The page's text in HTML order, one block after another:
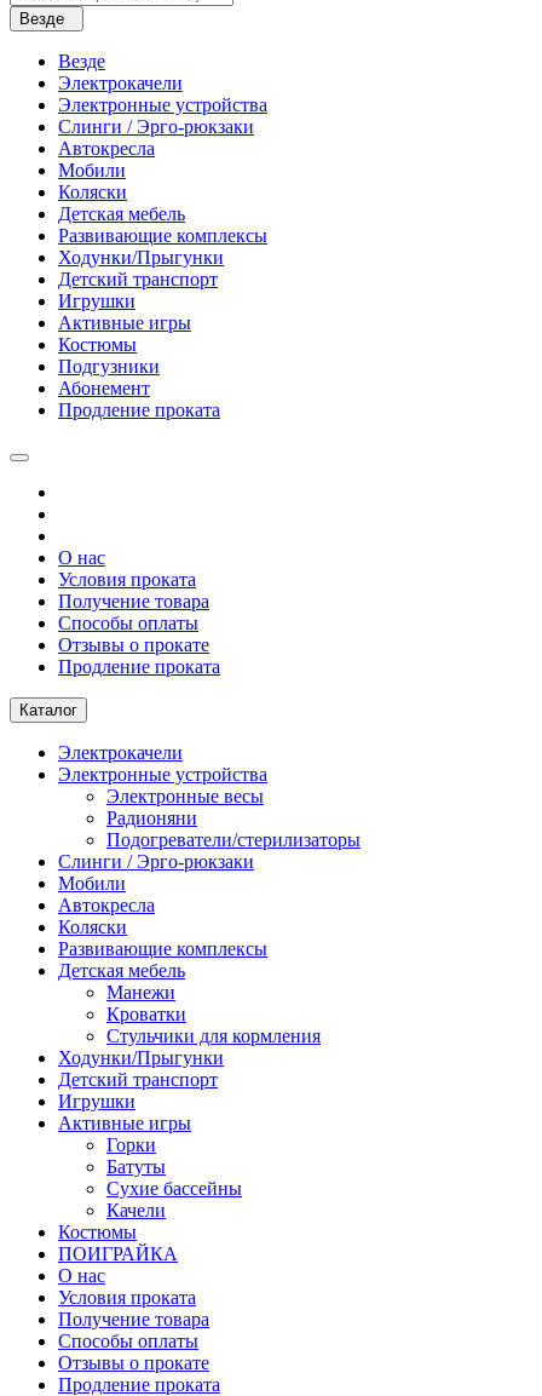
Везде
Везде
Электрокачели
Электронные устройства
Слинги / Эрго-рюкзаки
Автокресла
Мобили
Коляски
Детская мебель
Развивающие комплексы
Ходунки/Прыгунки
Детский транспорт
Игрушки
Активные игры
Костюмы
Подгузники
Абонемент
Продление проката
О нас
Условия проката
Получение товара
Способы оплаты
Отзывы о прокате
Продление проката
Каталог
Электрокачели
Электронные устройства
Электронные весы
Радионяни
Подогреватели/стерилизаторы
Слинги / Эрго-рюкзаки
Мобили
Автокресла
Коляски
Развивающие комплексы
Детская мебель
Манежи
Кроватки
Стульчики для кормления
Ходунки/Прыгунки
Детский транспорт
Игрушки
Активные игры
Горки
Батуты
Сухие бассейны
Качели
Костюмы
ПОИГРАЙКА
О нас
Условия проката
Получение товара
Способы оплаты
Отзывы о прокате
Продление проката